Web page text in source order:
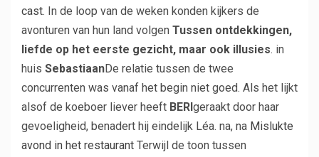
cast. In de loop van de weken konden kijkers de
avonturen van hun land volgen Tussen ontdekkingen,
liefde op het eerste gezicht, maar ook illusies. in
huis SebastiaanDe relatie tussen de twee
concurrenten was vanaf het begin niet goed. Als het lijkt
alsof de koeboer liever heeft BERI geraakt door haar
gevoeligheid, benadert hij eindelijk Léa. na, na Mislukte
avond in het restaurant Terwijl de toon tussen